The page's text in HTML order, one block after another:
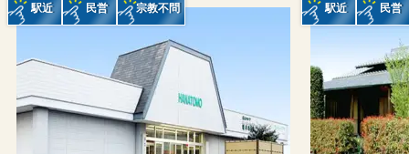
駅近 民営 宗教不問 駅近 民営